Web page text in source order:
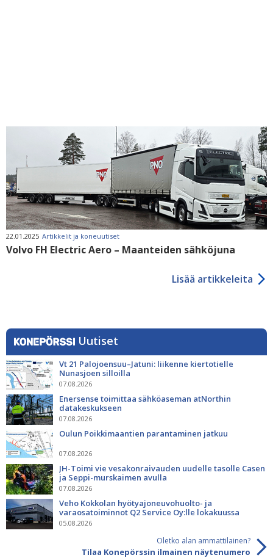
22.01.2025 Artikkelit ja koneuutiset
Volvo FH Electric Aero – Maanteiden sähköjuna
Lisää artikkeleita
Uutiset
Vt 21 Palojoensuu–Jatuni: liikenne kiertotielle
Nunasjoen silloilla
07.08.2026
Enersense toimittaa sähköaseman atNorthin
datakeskukseen
07.08.2026
Oulun Poikkimaantien parantaminen jatkuu
07.08.2026
JH-Toimi vie vesakonraivauden uudelle tasolle Casen
ja Seppi-murskaimen avulla
07.08.2026
Veho Kokkolan hyötyajoneuvohuolto- ja
varaosatoiminnot Q2 Service Oy:lle lokakuussa
05.08.2026
Oletko alan ammattilainen?
Tilaa Konepörssin ilmainen näytenumero